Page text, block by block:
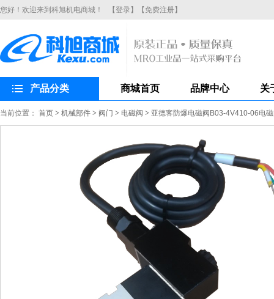
您好！欢迎来到科旭机电商城！ 【登录】 【免费注册】
产品分类 商城首页 品牌中心 关
当前位置： 首页 > 机械部件 > 阀门 > 电磁阀 > 亚德客防爆电磁阀B03-4V410-06电